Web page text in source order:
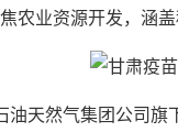
农业资源开发，涵
油天然气集团公司